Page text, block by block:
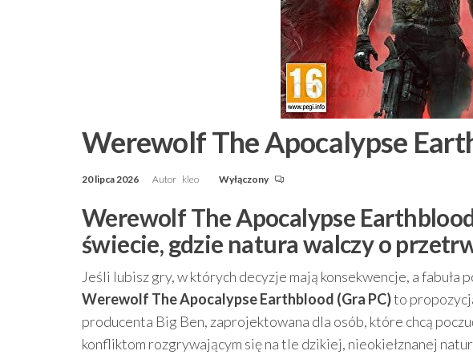
Werewolf The Apocalypse
20 lipca 2026 Autor kleo Wyłączony
Werewolf The Apocalypse
świecie, gdzie natura walczy o
Jeśli lubisz gry, w których decyzje mają konsekwencje, a
Werewolf The Apocalypse Earthblood (Gra PC)to
producenta Big Ben, zaprojektowana dla osób, które chcą
konfliktom rozgrywającym się na tle dzikiej, nieokiełznanej